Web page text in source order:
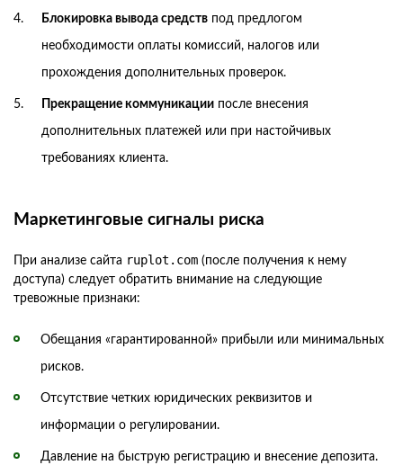
Блокировка вывода средств под предлогом
необходимости оплаты комиссий, налогов или
прохождения дополнительных проверок.
Прекращение коммуникации после внесения
дополнительных платежей или при настойчивых
требованиях клиента.
Маркетинговые сигналы риска
При анализе сайта ruplot.com (после получения к нему
доступа) следует обратить внимание на следующие
тревожные признаки:
Обещания «гарантированной» прибыли или минимальных
рисков.
Отсутствие четких юридических реквизитов и
информации о регулировании.
Давление на быструю регистрацию и внесение депозита.